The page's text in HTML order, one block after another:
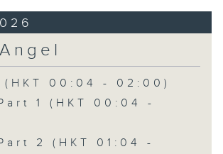
(HKT 00:04 - 02:00)
Part 1 (HKT 00:04 -
Part 2 (HKT 01:04 -